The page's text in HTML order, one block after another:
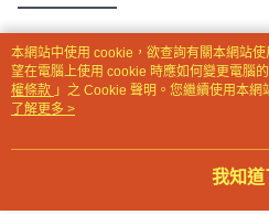
恩沛科技股份有限公司將有權停止該用戶
熱門標籤
本網站中使用 cookie，欲查詢有關本網站
望在電腦上使用 cookie 時應如何變更電腦
權條款 」之 Cookie 聲明。您繼續使用本
用條款之 Cookie 聲明使用 cookie。
了解更多 >
我知道